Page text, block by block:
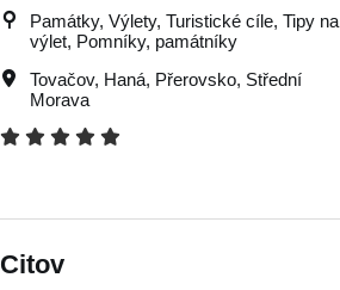
Památky, Výlety, Turistické cíle, Tipy na
výlet, Pomníky, památníky
Tovačov, Haná, Přerovsko, Střední
Morava
Citov